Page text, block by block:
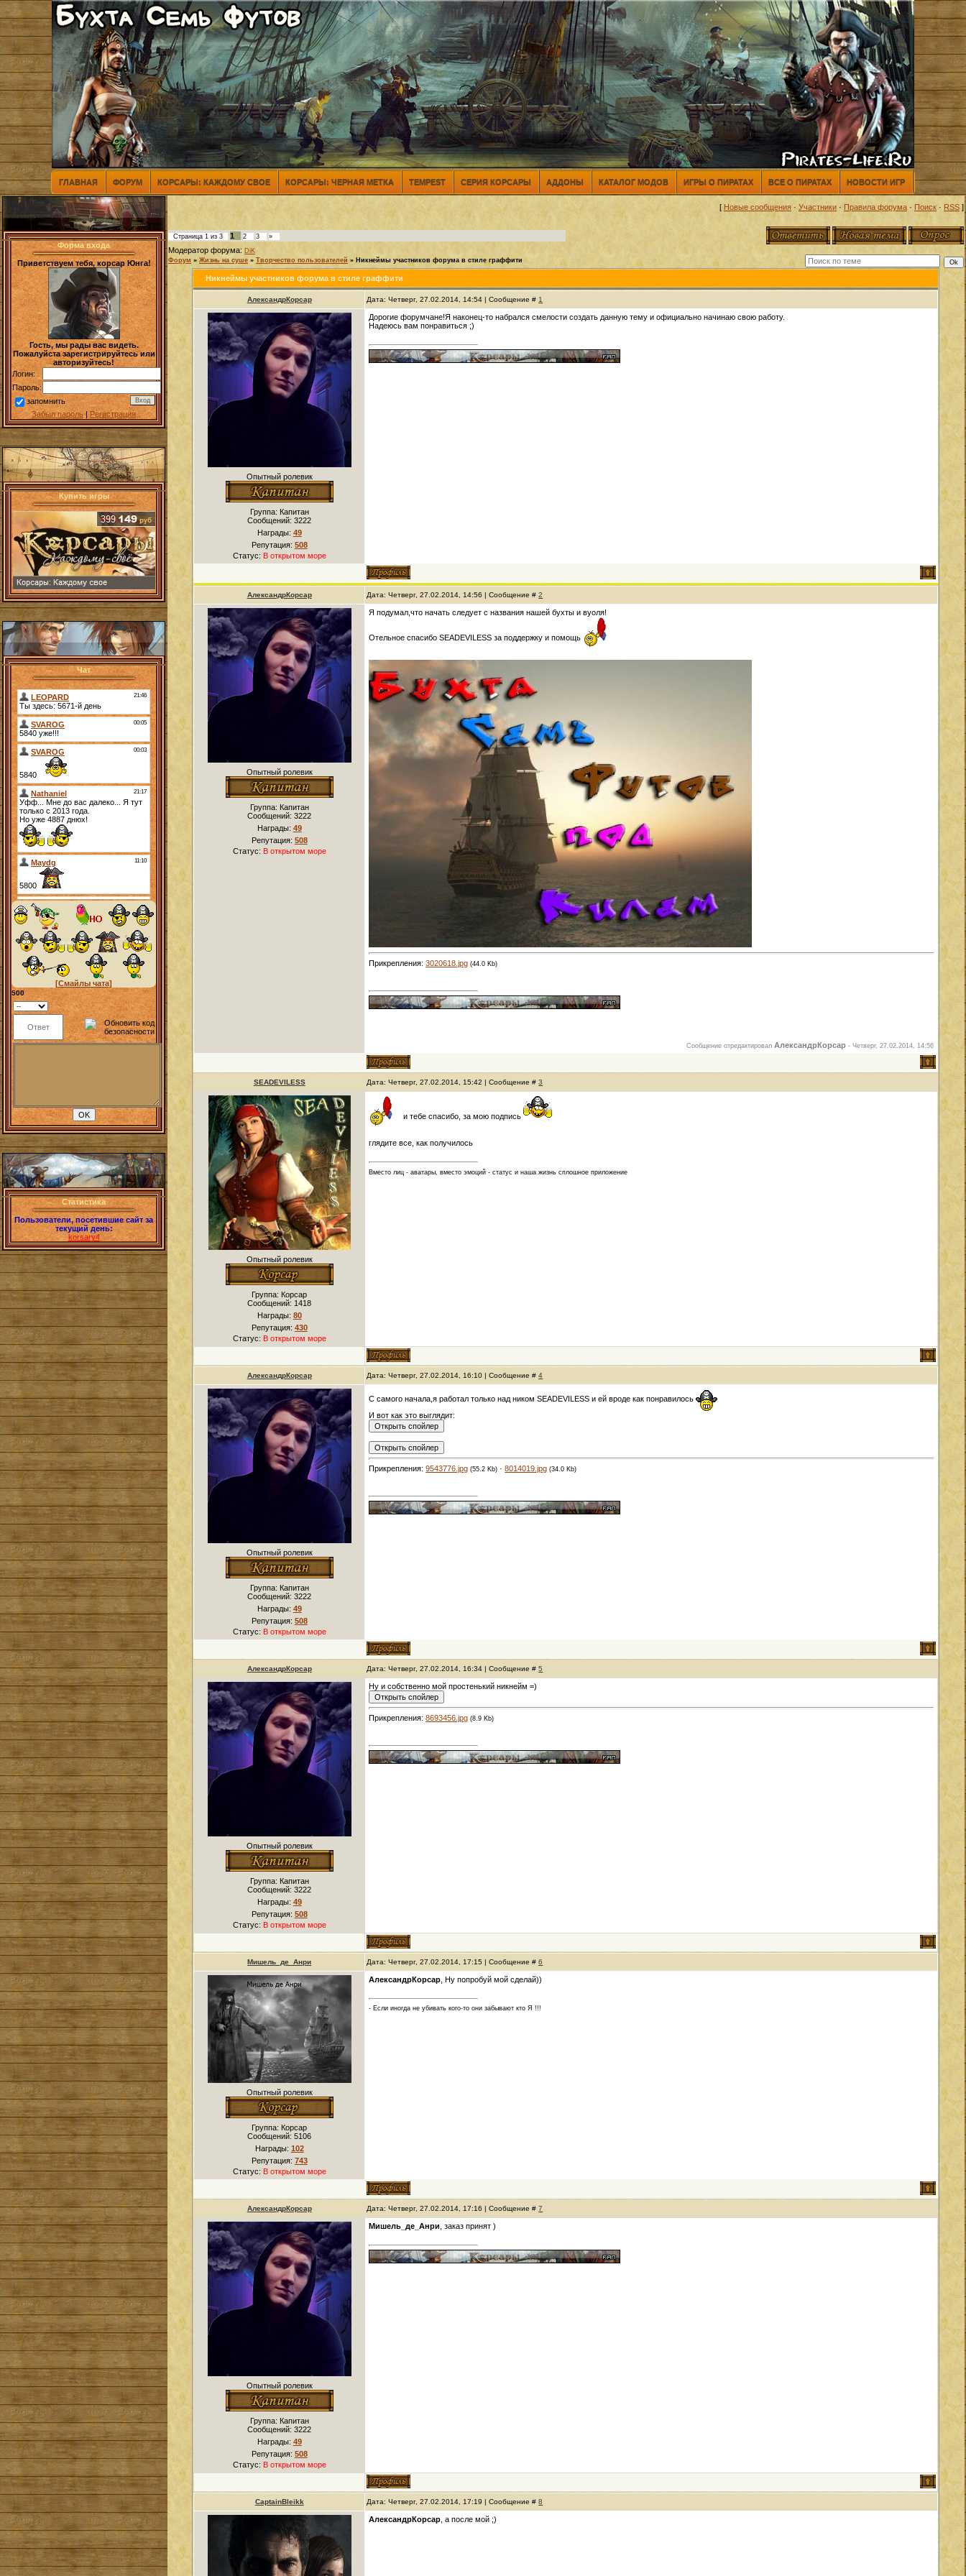
ГЛАВНАЯ ФОРУМ КОРСАРЫ: КАЖДОМУ СВОЕ КОРСАРЫ: ЧЕРНАЯ МЕТКА TEMPEST СЕРИЯ КОРСАРЫ АДДОНЫ КАТАЛОГ МОДОВ ИГРЫ О ПИРАТАХ ВСЕ О ПИРАТАХ НОВОСТИ ИГР
Форма входа
Приветствуем тебя, корсар Юнга!
Гость, мы рады вас видеть.
Пожалуйста зарегистрируйтесь или
авторизуйтесь!
Логин:
Пароль:
запомнить
Забыл пароль|Регистрация
Купить игры
Чат
[Смайлы чата]
500
Статистика
Пользователи, посетившие сайт за
текущий день:
korsary4
[ Новые сообщения · Участники · Правила форума · Поиск · RSS]
Страница 1 из 3 1 2 3 »
Модератор форума: DiK
Форум » Жизнь на суше » Творчество пользователей » Никнеймы участников форума в стиле граффити
Никнеймы участников форума в стиле граффити
АлександрКорсар Дата: Четверг, 27.02.2014, 14:54 | Сообщение # 1
Опытный ролевик
Группа: Капитан
Сообщений:3222
Награды: 49
Репутация: 508
Статус: В открытом море
Дорогие форумчане!Я наконец-то набрался смелости создать данную тему и официально начинаю свою работу.
Надеюсь вам понравиться ;)
АлександрКорсар Дата: Четверг, 27.02.2014, 14:56 | Сообщение #2
Опытный ролевик
Группа: Капитан
Сообщений:3222
Награды: 49
Репутация: 508
Статус: В открытом море
Я подумал,что начать следует с названия нашей бухты и вуоля!
Отельное спасибо SEADEVILESS за поддержку и помощь
Прикрепления:3020618.jpg (44.0 Kb)
Сообщение отредактировалАлександрКорсар -Четверг, 27.02.2014, 14:56
SEADEVILESS Дата: Четверг, 27.02.2014, 15:42 | Сообщение #3
Опытный ролевик
Группа: Корсар
Сообщений: 1418
Награды: 80
Репутация: 430
Статус: В открытом море
и тебе спасибо, за мою подпись
глядите все, как получилось
Вместо лиц - аватары, вместо эмоций - статус и наша жизнь сплошное приложение
АлександрКорсар Дата: Четверг, 27.02.2014, 16:10 | Сообщение #4
Опытный ролевик
Группа: Капитан
Сообщений:3222
Награды: 49
Репутация: 508
Статус: В открытом море
С самого начала,я работал только над ником SEADEVILESS и ей вроде как понравилось
И вот как это выглядит:
Прикрепления:9543776.jpg (55.2 Kb) ·8014019.jpg (34.0 Kb)
АлександрКорсар Дата: Четверг, 27.02.2014, 16:34 | Сообщение #5
Опытный ролевик
Группа: Капитан
Сообщений:3222
Награды: 49
Репутация: 508
Статус: В открытом море
Ну и собственно мой простенький никнейм =)
Прикрепления:8693456.jpg (8.9 Kb)
Мишель_де_Анри Дата: Четверг, 27.02.2014, 17:15 | Сообщение #6
Опытный ролевик
Группа: Корсар
Сообщений:5106
Награды: 102
Репутация: 743
Статус: В открытом море
АлександрКорсар , Ну попробуй мой сделай))
- Если иногда не убивать кого-то они забывают кто Я !!!
АлександрКорсар Дата: Четверг, 27.02.2014, 17:16 | Сообщение #7
Опытный ролевик
Группа: Капитан
Сообщений:3222
Награды: 49
Репутация: 508
Статус: В открытом море
Мишель_де_Анри , заказ принят )
CaptainBleikk Дата: Четверг, 27.02.2014, 17:19 | Сообщение #8
АлександрКорсар , а после мой ;)